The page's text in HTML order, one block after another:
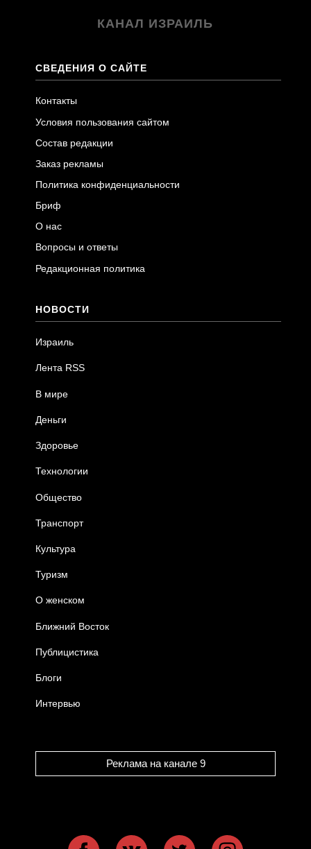
КАНАЛ ИЗРАИЛЬ
СВЕДЕНИЯ О САЙТЕ
Контакты
Условия пользования сайтом
Состав редакции
Заказ рекламы
Политика конфиденциальности
Бриф
О нас
Вопросы и ответы
Редакционная политика
НОВОСТИ
Израиль
Лента RSS
В мире
Деньги
Здоровье
Технологии
Общество
Транспорт
Культура
Туризм
О женском
Ближний Восток
Публицистика
Блоги
Интервью
Реклама на канале 9